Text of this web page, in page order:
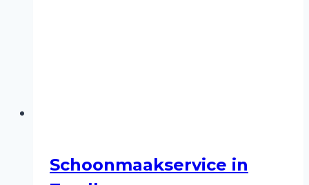
Schoonmaakservice in